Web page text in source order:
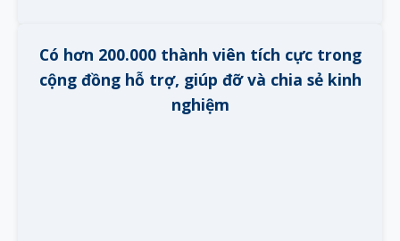
Có hơn 200.000 thành viên tích cực trong
cộng đồng hỗ trợ, giúp đỡ và chia sẻ kinh
nghiệm